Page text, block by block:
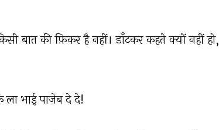
बात की फ़िकर है नहीं। डाँटकर कहते क्यों नहीं हो,
ला भाई पाज़ेब दे दे!